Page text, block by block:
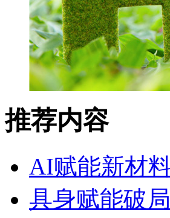
推荐内容
AI赋能新材
具身赋能破